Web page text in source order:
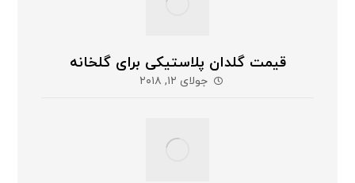
قیمت گلدان پلاستیکی برای گلخانه
جولای ۱۲, ۲۰۱۸